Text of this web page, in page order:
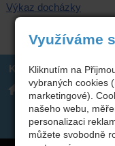
Výkaz docházky
Kontakt
Integrovaná střední
technická, Benešov,
Černoleská 1997
Využíváme
Kliknutím na
vybraných cookies
marketingové).
našeho webu,
personalizaci
můžete svobodně